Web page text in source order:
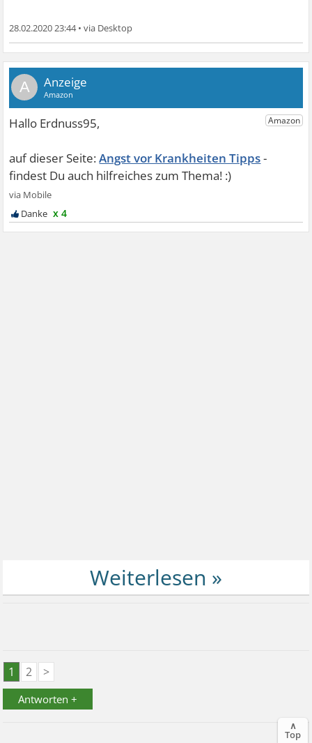
28.02.2020 23:44•
A
Angst vor Krankheiten Tipps
x 4
1 2 >
Antworten +
∧
Top